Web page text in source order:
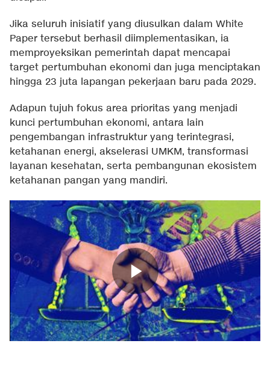
Jika seluruh inisiatif yang diusulkan dalam White
Paper tersebut berhasil diimplementasikan, ia
memproyeksikan pemerintah dapat mencapai
target pertumbuhan ekonomi dan juga menciptakan
hingga 23 juta lapangan pekerjaan baru pada 2029.
Adapun tujuh fokus area prioritas yang menjadi
kunci pertumbuhan ekonomi, antara lain
pengembangan infrastruktur yang terintegrasi,
ketahanan energi, akselerasi UMKM, transformasi
layanan kesehatan, serta pembangunan ekosistem
ketahanan pangan yang mandiri.